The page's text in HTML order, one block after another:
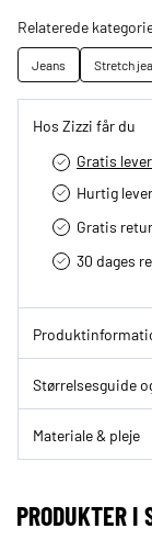
Relaterede
Jeans Stretch
Hos Zizzi får du
Gratis
Hurtig
Gratis
30 dages
Størrelsesguide
Materiale & pleje
PRODUKTER I